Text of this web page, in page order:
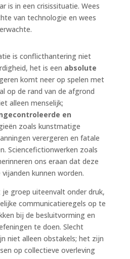
is in een crisissituatie. Wees
van technologie en wees
is conflicthantering niet
het is een absolute
komt neer op spelen met
op de rand van de afgrond
alleen menselijk;
en
zoals kunstmatige
verergeren en fatale
Sciencefictionwerken zoals
ons eraan dat deze
kunnen worden.
groep uiteenvalt onder druk,
communicatieregels op te
bij de besluitvorming en
te doen. Slecht
niet alleen obstakels; het zijn
op collectieve overleving